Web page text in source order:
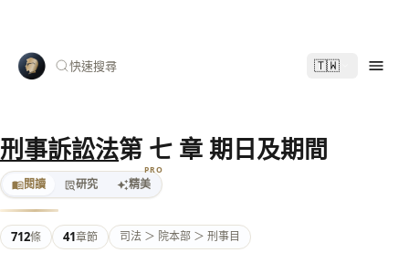
快速搜尋 🇹🇼
刑事訴訟法第 七 章 期日及期間
閱讀 研究 精美
PRO
712條 41章節 司法 ＞ 院本部 ＞ 刑事目